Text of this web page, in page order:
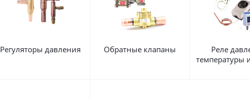
Регуляторы давления Обратные клапаны
Реле
температуры